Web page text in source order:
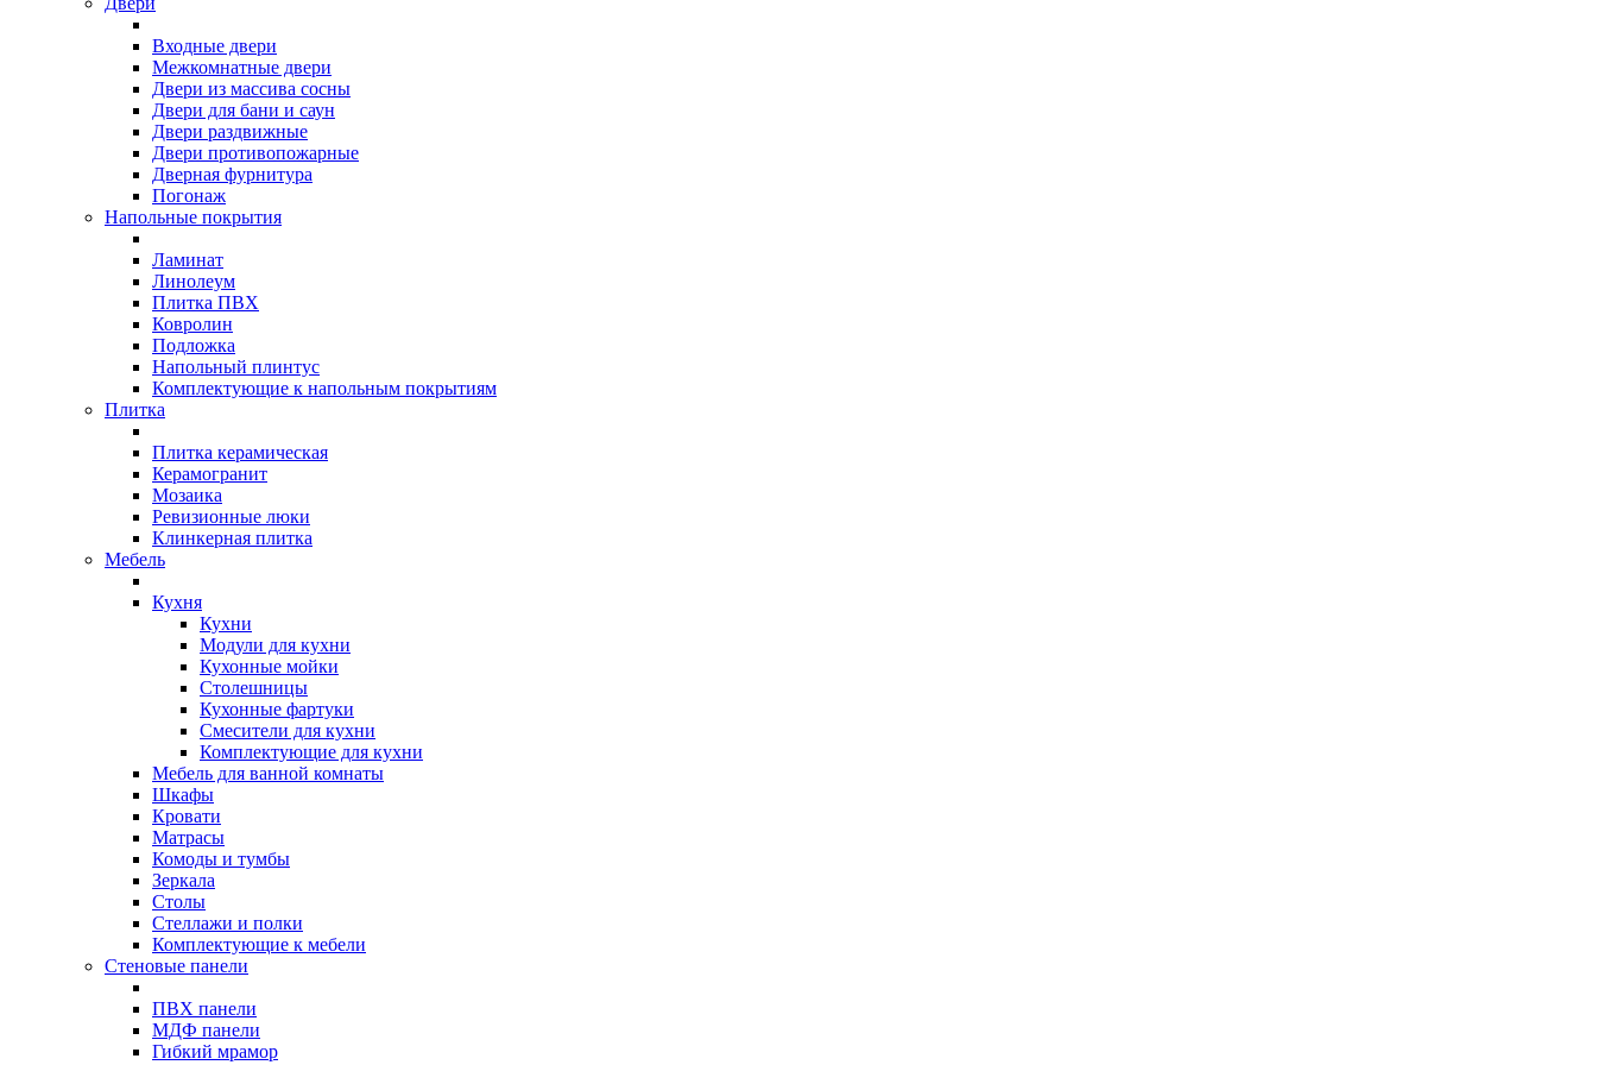
Входные двери
Межкомнатные двери
Двери из массива сосны
Двери для бани и саун
Двери раздвижные
Двери противопожарные
Дверная фурнитура
Погонаж
Напольные покрытия
Ламинат
Линолеум
Плитка ПВХ
Ковролин
Подложка
Напольный плинтус
Комплектующие к напольным покрытиям
Плитка
Плитка керамическая
Керамогранит
Мозаика
Ревизионные люки
Клинкерная плитка
Мебель
Кухня
Кухни
Модули для кухни
Кухонные мойки
Столешницы
Кухонные фартуки
Смесители для кухни
Комплектующие для кухни
Мебель для ванной комнаты
Шкафы
Кровати
Матрасы
Комоды и тумбы
Зеркала
Столы
Стеллажи и полки
Комплектующие к мебели
Стеновые панели
ПВХ панели
МДФ панели
Гибкий мрамор